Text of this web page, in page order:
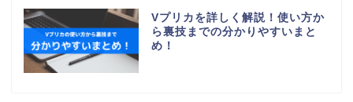
Vプリカを詳しく解説！使い方か
ら裏技までの分かりやすいまと
め！